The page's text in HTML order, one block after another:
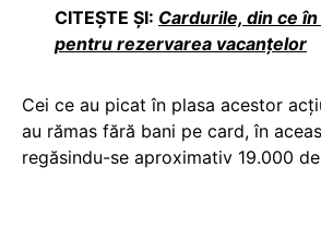
CITEȘTE ȘI: Cardurile, din ce
pentru rezervarea vacanțelor
Cei ce au picat în plasa acestor
au rămas fără bani pe card, în
regăsindu-se aproximativ 19.000